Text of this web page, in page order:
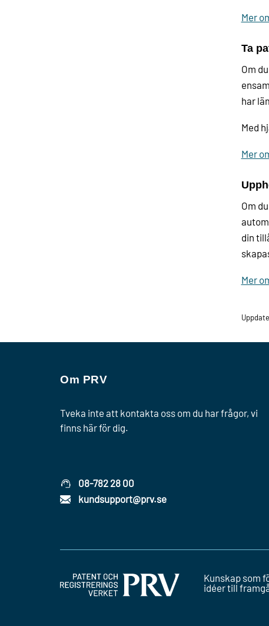
Mer
Ta
Om
har
Med
Mer
Om
din
Mer
Om PRV
Tveka inte att kontakta oss om du har frågor, vi
finns här för dig.
08-782 28 00
kundsupport@prv.se
Kunskap som
idéer till